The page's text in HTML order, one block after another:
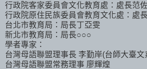
行政院客家委員會文化教育處：處長范
行政院原住民族委員會教育文化處：處
台北市教育局：局長丁亞雯
新北市教育局：局長○○○
學者專家：
台灣母語聯盟理事長 李勤岸(台師大臺文
台灣母語聯盟常務理事 廖輝煌